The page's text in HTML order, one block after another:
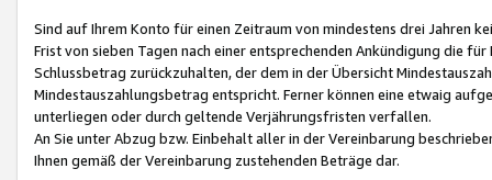
Sind auf Ihrem Konto für einen Zeitraum von mindestens drei Jahren
Frist von sieben Tagen nach einer entsprechenden Ankündigung die
Schlussbetrag zurückzuhalten, der dem in der Übersicht
Mindestauszahlungsbetrag entspricht. Ferner können eine etwaig
unterliegen oder durch geltende Verjährungsfristen verfallen.
An Sie unter Abzug bzw. Einbehalt aller in der Vereinbarung
Ihnen gemäß der Vereinbarung zustehenden Beträge dar.